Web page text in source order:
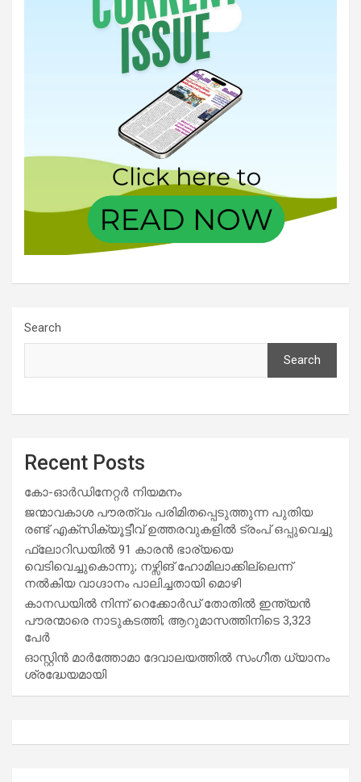
Search
Search
Recent Posts
കോ-ഓർഡിനേറ്റർ നിയമനം
ജന്മാവകാശ പൗരത്വം പരിമിതപ്പെടുത്തുന്ന പുതിയ
രണ്ട് എക്സിക്യൂട്ടീവ് ഉത്തരവുകളിൽ ട്രംപ് ഒപ്പുവെച്ചു
ഫ്ലോറിഡയിൽ 91 കാരൻ ഭാര്യയെ
വെടിവെച്ചുകൊന്നു; നഴ്സിങ് ഹോമിലാക്കില്ലെന്ന്
നൽകിയ വാഗ്ദാനം പാലിച്ചതായി മൊഴി
കാനഡയിൽ നിന്ന് റെക്കോർഡ് തോതിൽ ഇന്ത്യൻ
പൗരന്മാരെ നാടുകടത്തി; ആറുമാസത്തിനിടെ 3,323
പേർ
ഓസ്റ്റിൻ മാർത്തോമാ ദേവാലയത്തിൽ സംഗീത ധ്യാനം
ശ്രദ്ധേയമായി